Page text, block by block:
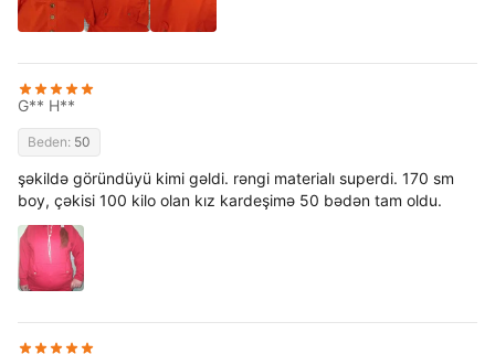
G** H**
Beden: 50
şəkildə göründüyü kimi gəldi. rəngi materialı superdi. 170 sm
boy, çəkisi 100 kilo olan kız kardeşimə 50 bədən tam oldu.